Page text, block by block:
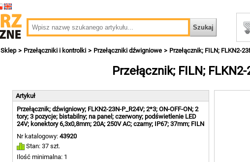
Sklep Przełączniki i kontrolki Przełączniki dźwigniowe Przełącznik; FILN; FLKN2-
Przełącznik; FILN;
Artykuł
Przełącznik; dźwigniowy; FLKN2-23N-P_R24V; 2*3; ON-OFF-ON; 2
tory; 3 pozycje; bistabilny; na panel; czerwony; podświetlenie LED
24V; konektory 6,3x0,8mm; 20A; 250V AC; czarny; IP67; 37mm; FILN
Nr katalogowy: 43920
Stan: 37 szt.
Ilość minimalna: 1